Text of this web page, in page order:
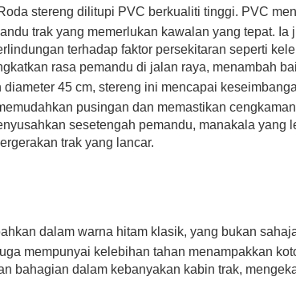
stereng dilitupi PVC berkualiti tinggi. PVC
trak yang memerlukan kawalan yang tepat.
terhadap faktor persekitaran seperti
rasa pemandu di jalan raya, menambah
diameter 45 cm, stereng ini mencapai
pusingan dan memastikan
sesetengah pemandu, manakala yang
trak yang lancar.
dalam warna hitam klasik, yang bukan
mempunyai kelebihan tahan menampakkan
bahagian dalam kebanyakan kabin trak,